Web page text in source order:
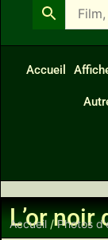
Accueil
L’or noir
Accueil /Photos